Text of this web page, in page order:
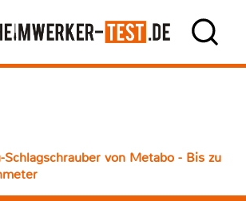
Schlagschrauber von Metabo - Bis zu